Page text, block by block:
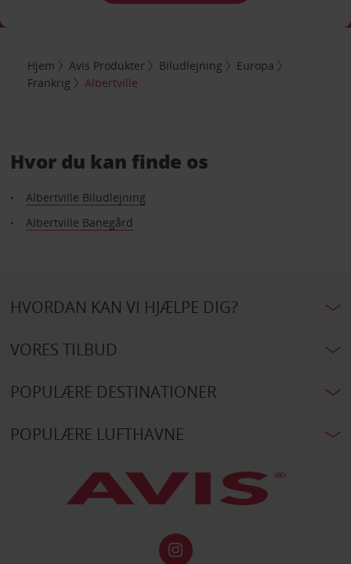
Hjem Avis Produkter Biludlejning
Europa
Frankrig
Albertville
Hvor du kan finde os
Albertville Biludlejning
Albertville Banegård
HVORDAN KAN VI HJÆLPE DIG?
VORES TILBUD
POPULÆRE DESTINATIONER
POPULÆRE LUFTHAVNE